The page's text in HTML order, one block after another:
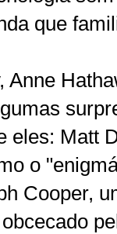
que
Anne
eles: Matt
o
Cooper,